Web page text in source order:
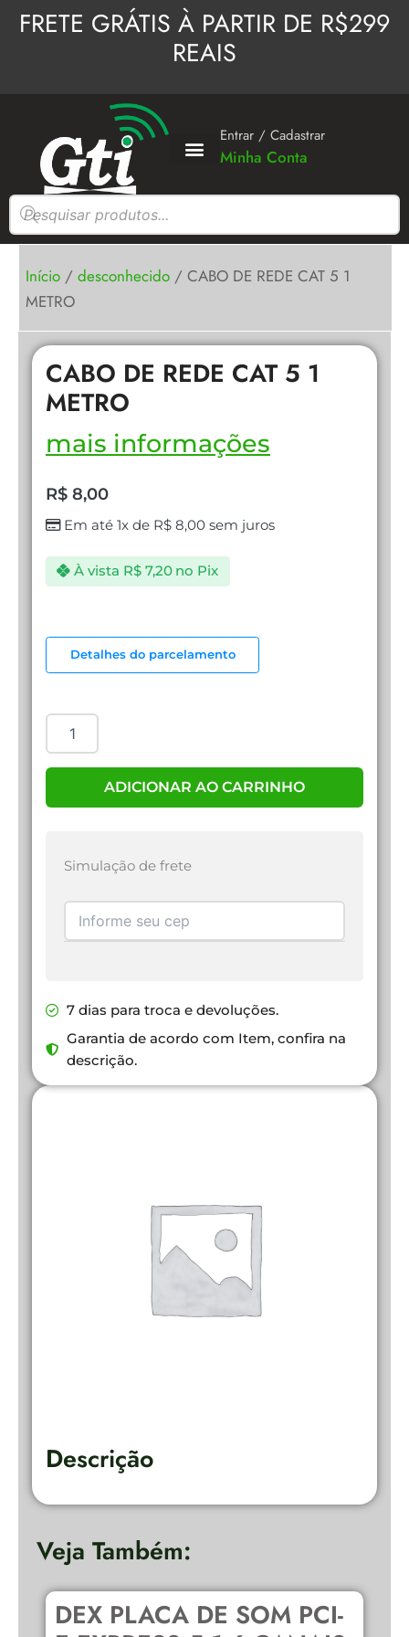
paraFRETE GRÁTIS À PARTIR DE R$299
REAIS
Entrar / Cadastrar
Minha Conta
Pesquisar
produtos
Início / desconhecido / CABO DE REDE CAT 5 1
METRO
Descrição
CABO DE REDE CAT 5 1
METRO
mais informações
R$ 8,00
Em até 1x de R$8,00sem juros
À vista R$7,20 no Pix
Detalhes do parcelamento
REDE
METRO
ADICIONAR AO CARRINHO
Simulação de frete
7 dias para troca e devoluções.
Garantia de acordo com Item, confira na
descrição.
Veja Também:
DEX PLACA DE SOM PCI-